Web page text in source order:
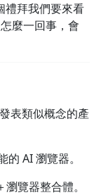
禮拜我們要來看
麼一回事，會
表類似概念的產
AI 瀏覽器。
覽器整合體。